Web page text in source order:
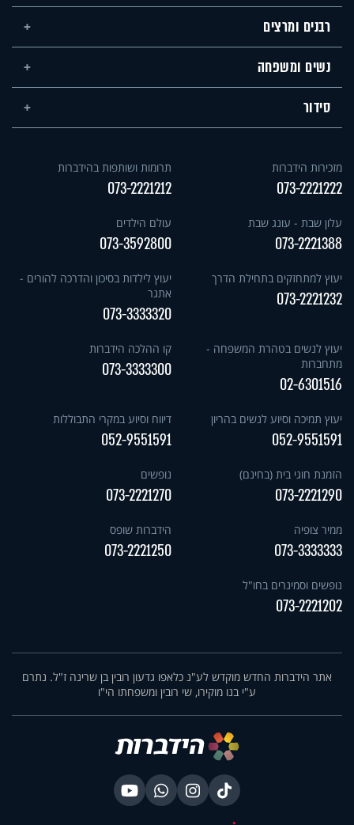
רבנים ומרצים
נשים ומשפחה
סידור
מזכירות הידברות
073-2221222
תרומות ושותפות בהידברות
073-2221212
עלון שבת - עונג שבת
073-2221388
עולם הילדים
073-3592800
יעוץ למתחזקים בתחילת הדרך
073-2221232
יעוץ לילדות בסיכון והדרכה להורים -
אתגר
073-3333320
יעוץ לנשים בטהרת המשפחה -
מתחברות
02-6301516
קו ההלכה הידברות
073-3333300
יעוץ תמיכה וסיוע לנשים בהריון
052-9551591
דיווח וסיוע במקרי התבוללות
052-9551591
הזמנת חוגי בית (בחינם)
073-2221290
נופשים
073-2221270
ממיר צופיה
073-3333333
הידברות שופס
073-2221250
נופשים וסמינרים בחו"ל
073-2221202
אתר הידברות החדש מוקדש לע"נ כלאפו גדעון רובין בן שרינה ז"ל. נתרם
ע"י בנו מוקירו, שי רובין ומשפחתו הי"ו